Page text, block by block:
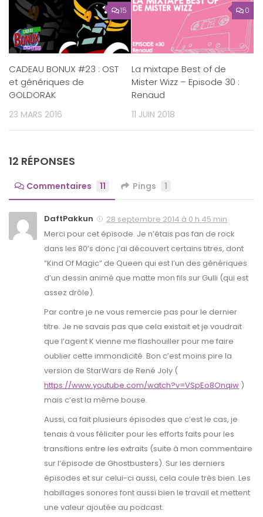
15
CADEAU BONUX #23 : OST
et génériques de
GOLDORAK
23 MARS 2016
0
La mixtape Best of de
Mister Wizz – Episode 30 :
Renaud
11 JUIN 2018
12 RÉPONSES
Commentaires 11 Pings 1
DaftPakkun
28 septembre 2014 à 0 h 45 min
Merci pour cet épisode. Je n’étais pas fan de rock
dans les 80’s donc j’ai découvert certains titres, dont
“Kind Of Magic” de Queen qui est l’un des génériques
d’un dessin animé que matte mon fils sur Gulli (qui est
assez drôle).
Par contre je ne vous remercie pas pour le dernier
titre. Je ne savais pas que cela existait et je voudrait
que l’agent K vienne me flashouiller pour me faire
oublier cette immondicité. Bon c’est moins pire la
version de StarWars de René Joly (
https://www.youtube.com/watch?v=VSpEo8Onqiw )
mais c’est la même bouse.
Aussi, ca fait plusieurs épisodes que c’est le cas, je
tenais à vous féliciter pour les efforts faits pour les
transitions entre les extraits (suite à mon commentaire
sur l’épisode de Ghostbusters). Sur les derniers
épisodes et sur celui-ci aussi, cela coule très bien. Les
habillages sonores font aussi bien le travail et mettent
une valeur ajoutée au podcast.